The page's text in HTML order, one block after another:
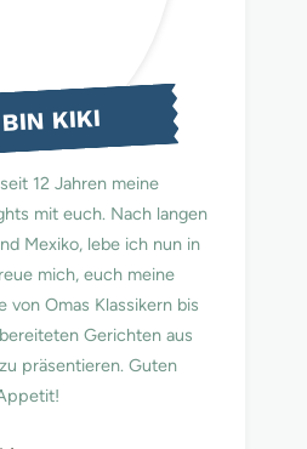
KIKI
12 Jahren meine
mit euch. Nach langen
Mexiko, lebe ich nun in
mich, euch meine
von Omas Klassikern bis
Gerichten aus
präsentieren. Guten